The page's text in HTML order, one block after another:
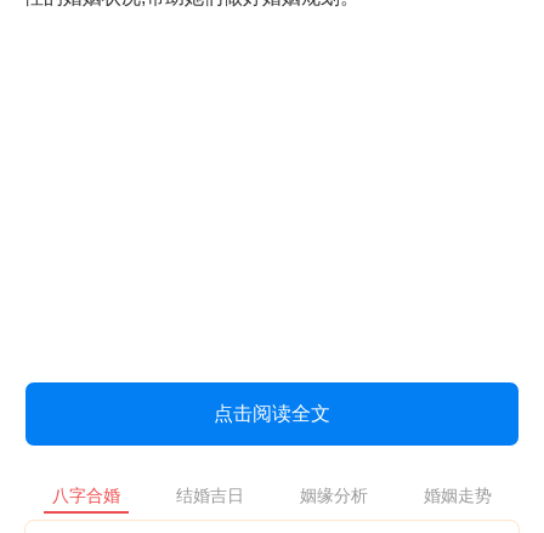
点击阅读全文
八字合婚 结婚吉日 姻缘分析 婚姻走势